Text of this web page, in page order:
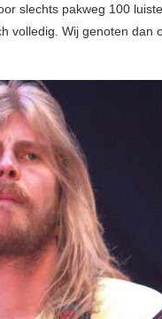
slechts pakweg 100
volledig. Wij genoten dan